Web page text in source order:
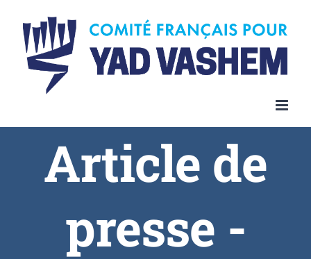
Article de
presse -